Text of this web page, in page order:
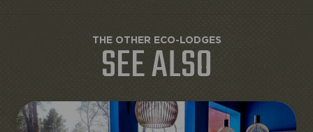
THE OTHER ECO-LODGES
SEE ALSO